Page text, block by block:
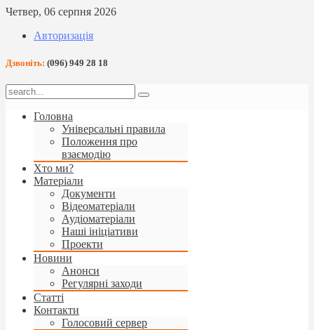
Четвер, 06 серпня 2026
Авторизація
Дзвоніть: (096) 949 28 18
Головна
Універсальні правила
Положення про
взаємодію
Хто ми?
Матеріали
Документи
Відеоматеріали
Аудіоматеріали
Наші ініціативи
Проекти
Новини
Анонси
Регулярні заходи
Статті
Контакти
Голосовий сервер